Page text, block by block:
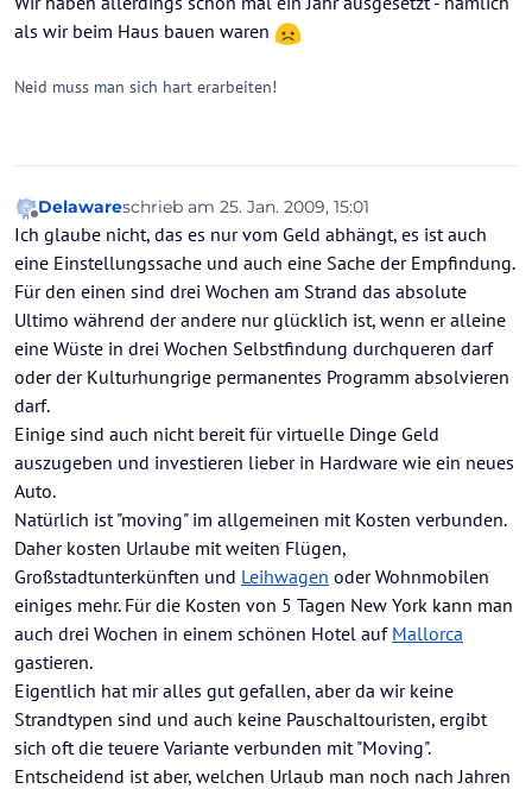
als wir beim Haus bauen waren
Neid muss man sich hart erarbeiten!
Offline
Delawareschrieb am 25. Jan. 2009, 15:01
zuletzt editiert von
Ich glaube nicht, das es nur vom Geld abhängt, es ist auch
eine Einstellungssache und auch eine Sache der Empfindung.
Für den einen sind drei Wochen am Strand das absolute
Ultimo während der andere nur glücklich ist, wenn er alleine
eine Wüste in drei Wochen Selbstfindung durchqueren darf
oder der Kulturhungrige permanentes Programm absolvieren
darf.
Einige sind auch nicht bereit für virtuelle Dinge Geld
auszugeben und investieren lieber in Hardware wie ein neues
Auto.
Natürlich ist "moving" im allgemeinen mit Kosten verbunden.
Daher kosten Urlaube mit weiten Flügen,
Großstadtunterkünften und Leihwagen oder Wohnmobilen
einiges mehr. Für die Kosten von 5 Tagen New York kann man
auch drei Wochen in einem schönen Hotel auf Mallorca
gastieren.
Eigentlich hat mir alles gut gefallen, aber da wir keine
Strandtypen sind und auch keine Pauschaltouristen, ergibt
sich oft die teuere Variante verbunden mit "Moving".
Entscheidend ist aber, welchen Urlaub man noch nach Jahren